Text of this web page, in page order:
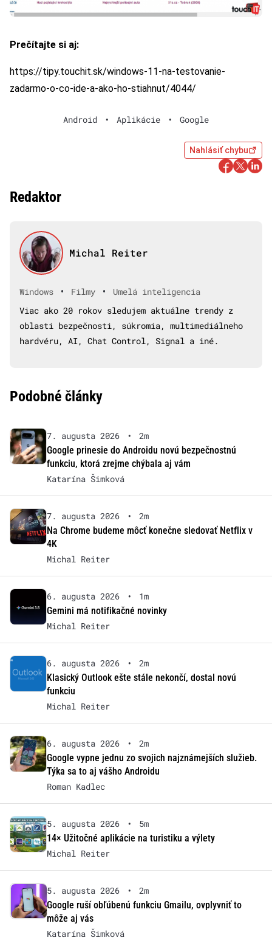
Prečítajte si aj:
https://tipy.touchit.sk/windows-11-na-testovanie-
zadarmo-o-co-ide-a-ako-ho-stiahnut/4044/
Android • Aplikácie • Google
Nahlásiť chybu
Redaktor
Michal Reiter
Windows • Filmy •
Umelá inteligencia
Viac ako 20 rokov sledujem aktuálne trendy z
oblasti bezpečnosti, súkromia, multimediálneho
hardvéru, AI, Chat Control, Signal a iné.
Podobné články
7. augusta 2026 •
2m
Google prinesie do Androidu novú bezpečnostnú
funkciu, ktorá zrejme chýbala aj vám
Katarína Šimková
7. augusta 2026 •
2m
Na Chrome budeme môcť konečne sledovať Netflix v
4K
Michal Reiter
6. augusta 2026 •
1m
Gemini má notifikačné novinky
Michal Reiter
6. augusta 2026 •
2m
Klasický Outlook ešte stále nekončí, dostal novú
funkciu
Michal Reiter
6. augusta 2026 •
2m
Google vypne jednu zo svojich najznámejších služieb.
Týka sa to aj vášho Androidu
Roman Kadlec
5. augusta 2026 •
5m
14× Užitočné aplikácie na turistiku a výlety
Michal Reiter
5. augusta 2026 •
2m
Google ruší obľúbenú funkciu Gmailu, ovplyvniť to
môže aj vás
Katarína Šimková